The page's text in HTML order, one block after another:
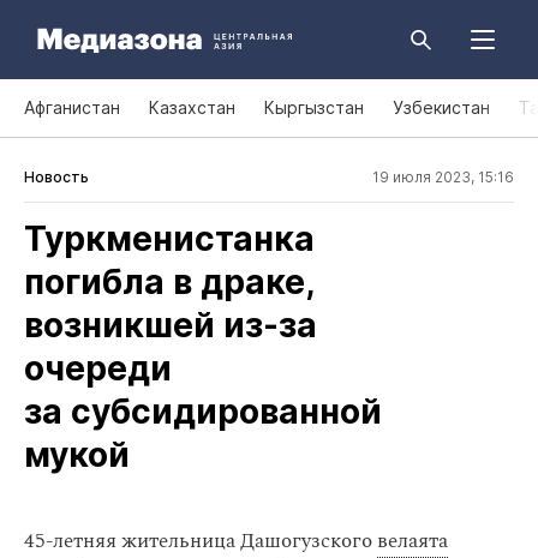
Афганистан Казахстан Кыргызстан Узбекистан
Новость 19 июля 2023, 15:16
Туркменистанка
погибла в драке,
возникшей из‑за
очереди
за субсидированной
мукой
45-летняя жительница Дашогузскоговелаята